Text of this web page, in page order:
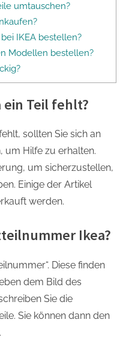
umtauschen?
IKEA bestellen?
Modellen bestellen?
ein Teil fehlt?
sollten Sie sich an
um Hilfe zu erhalten.
um sicherzustellen,
Einige der Artikel
werden.
Ikea?
Diese finden
dem Bild des
Sie die
Sie können dann den